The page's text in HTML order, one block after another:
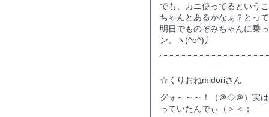
でも、カニ使ってるという
ちゃんとあるかなぁ？とっ
明日でものぞみちゃんに乗
ン。ヽ(^o^)丿
☆くりおねmidoriさん
グォ～～～！（＠◇＠）実
っていたんでぃ（＞＜；